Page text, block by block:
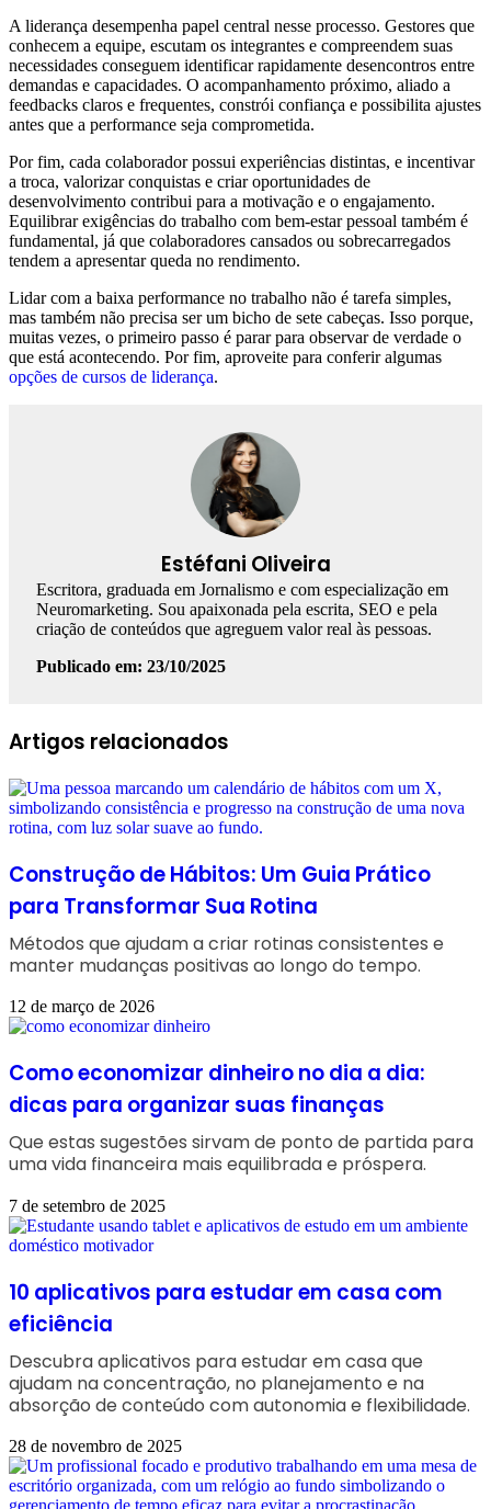
A liderança desempenha papel central nesse processo. Gestores que
conhecem a equipe, escutam os integrantes e compreendem suas
necessidades conseguem identificar rapidamente desencontros entre
demandas e capacidades. O acompanhamento próximo, aliado a
feedbacks claros e frequentes, constrói confiança e possibilita ajustes
antes que a performance seja comprometida.
Por fim, cada colaborador possui experiências distintas, e incentivar
a troca, valorizar conquistas e criar oportunidades de
desenvolvimento contribui para a motivação e o engajamento.
Equilibrar exigências do trabalho com bem-estar pessoal também é
fundamental, já que colaboradores cansados ou sobrecarregados
tendem a apresentar queda no rendimento.
Lidar com a baixa performance no trabalho não é tarefa simples,
mas também não precisa ser um bicho de sete cabeças. Isso porque,
muitas vezes, o primeiro passo é parar para observar de verdade o
que está acontecendo. Por fim, aproveite para conferir algumas
opções de cursos de liderança.
Estéfani Oliveira
Escritora, graduada em Jornalismo e com especialização em
Neuromarketing. Sou apaixonada pela escrita, SEO e pela
criação de conteúdos que agreguem valor real às pessoas.
Publicado em: 23/10/2025
Facebook
Linkedin
WhatsApp
Telegram
Artigos relacionados
Construção de Hábitos: Um Guia Prático
para Transformar Sua Rotina
Métodos que ajudam a criar rotinas consistentes e
manter mudanças positivas ao longo do tempo.
12 de março de 2026
Como economizar dinheiro no dia a dia:
dicas para organizar suas finanças
Que estas sugestões sirvam de ponto de partida para
uma vida financeira mais equilibrada e próspera.
7 de setembro de 2025
10 aplicativos para estudar em casa com
eficiência
Descubra aplicativos para estudar em casa que
ajudam na concentração, no planejamento e na
absorção de conteúdo com autonomia e flexibilidade.
28 de novembro de 2025